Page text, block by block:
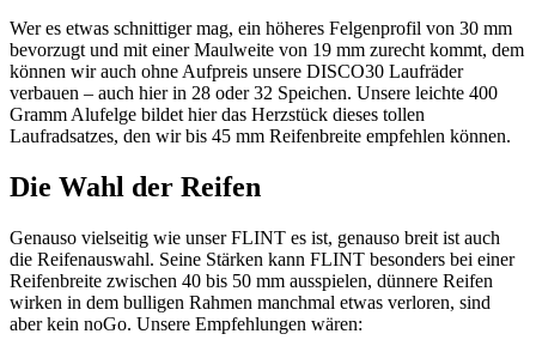
Wer es etwas schnittiger mag, ein höheres Felgenprofil von 30 mm
bevorzugt und mit einer Maulweite von 19 mm zurecht kommt, dem
können wir auch ohne Aufpreis unsere DISCO30 Laufräder
verbauen – auch hier in 28 oder 32 Speichen. Unsere leichte 400
Gramm Alufelge bildet hier das Herzstück dieses tollen
Laufradsatzes, den wir bis 45 mm Reifenbreite empfehlen können.
Die Wahl der Reifen
Genauso vielseitig wie unser FLINT es ist, genauso breit ist auch
die Reifenauswahl. Seine Stärken kann FLINT besonders bei einer
Reifenbreite zwischen 40 bis 50 mm ausspielen, dünnere Reifen
wirken in dem bulligen Rahmen manchmal etwas verloren, sind
aber kein noGo. Unsere Empfehlungen wären: